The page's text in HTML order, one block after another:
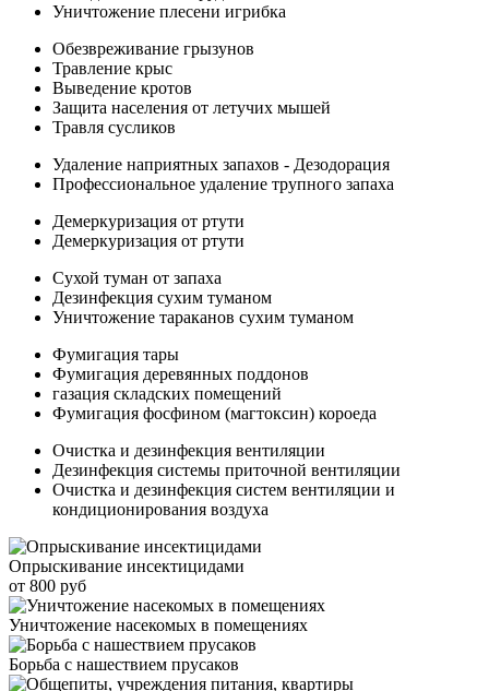
Уничтожение плесени игрибка
Обезвреживание грызунов
Травление крыс
Выведение кротов
Защита населения от летучих мышей
Травля сусликов
Удаление наприятных запахов - Дезодорация
Профессиональное удаление трупного запаха
Демеркуризация от ртути
Демеркуризация от ртути
Сухой туман от запаха
Дезинфекция сухим туманом
Уничтожение тараканов сухим туманом
Фумигация тары
Фумигация деревянных поддонов
газация складских помещений
Фумигация фосфином (магтоксин) короеда
Очистка и дезинфекция вентиляции
Дезинфекция системы приточной вентиляции
Очистка и дезинфекция систем вентиляции и
кондиционирования воздуха
Опрыскивание инсектицидами
от 800 руб
Уничтожение насекомых в помещениях
Борьба с нашествием прусаков